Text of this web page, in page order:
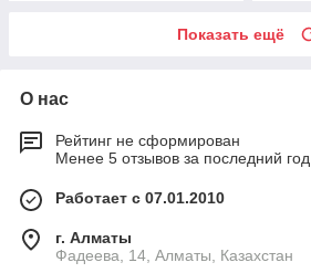
Показать ещё
О нас
Рейтинг не сформирован
Менее 5 отзывов за последний год
Работает с 07.01.2010
г. Алматы
Фадеева, 14, Алматы, Казахстан